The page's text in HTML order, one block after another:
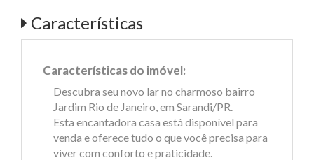
Características
Características do imóvel:
Descubra seu novo lar no charmoso bairro
Jardim Rio de Janeiro, em Sarandi/PR.
Esta encantadora casa está disponível para
venda e oferece tudo o que você precisa para
viver com conforto e praticidade.